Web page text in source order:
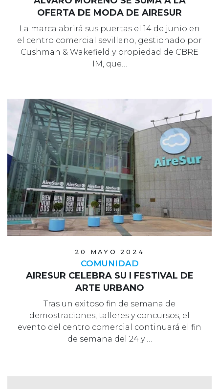
OFERTA DE MODA DE AIRESUR
La marca abrirá sus puertas el 14 de junio en
el centro comercial sevillano, gestionado por
Cushman & Wakefield y propiedad de CBRE
IM, que…
20 MAYO 2024
COMUNIDAD
AIRESUR CELEBRA SU I FESTIVAL DE
ARTE URBANO
Tras un exitoso fin de semana de
demostraciones, talleres y concursos, el
evento del centro comercial continuará el fin
de semana del 24 y …